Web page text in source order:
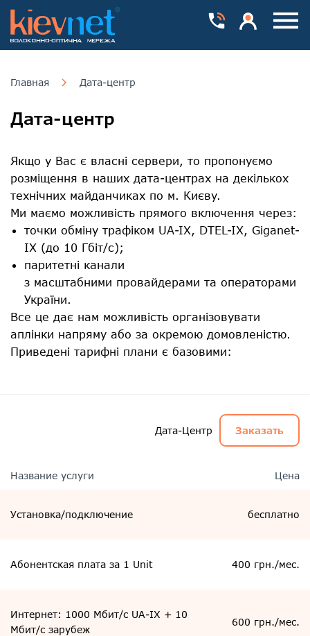
Главная Дата-центр
Дата-центр
Якщо у Вас є власні сервери, то пропонуємо
розміщення в наших дата-центрах на декількох
технічних майданчиках по м. Києву.
Ми маємо можливість прямого включення через:
точки обміну трафіком UA-IX, DTEL-IX, Giganet-
IX (до 10 Гбіт/с);
паритетні канали
з масштабними провайдерами та операторами
України.
Все це дає нам можливість організовувати
аплінки напряму або за окремою домовленістю.
Приведені тарифні плани є базовими:
Дата-Центр Заказать
Название услуги Цена
Установка/подключение бесплатно
Абонентская плата за 1 Unit 400 грн./мес.
Интернет: 1000 Мбит/с UA-IX + 10
Мбит/с зарубеж
600 грн./мес.